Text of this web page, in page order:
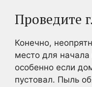
Проведите
Конечно,
место для
особенно если
пустовал. Пыль